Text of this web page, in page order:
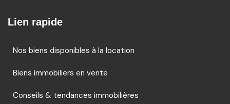
Lien rapide
Nos biens disponibles à la location
Biens immobiliers en vente
Conseils & tendances immobilières